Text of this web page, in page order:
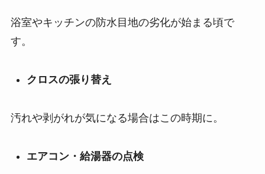
浴室やキッチンの防水目地の劣化が始まる頃で
す。
クロスの張り替え
汚れや剥がれが気になる場合はこの時期に。
エアコン・給湯器の点検